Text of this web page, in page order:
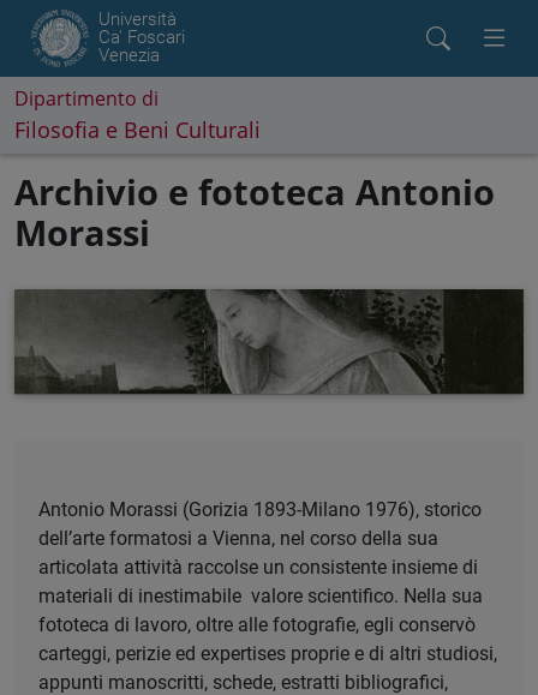
Università
Ca' Foscari
Venezia
Dipartimento di
Filosofia e Beni Culturali
Archivio e fototeca Antonio
Morassi
Antonio Morassi (Gorizia 1893-Milano 1976), storico
dell’arte formatosi a Vienna, nel corso della sua
articolata attività raccolse un consistente insieme di
materiali di inestimabile valore scientifico. Nella sua
fototeca di lavoro, oltre alle fotografie, egli conservò
carteggi, perizie ed expertises proprie e di altri studiosi,
appunti manoscritti, schede, estratti bibliografici,